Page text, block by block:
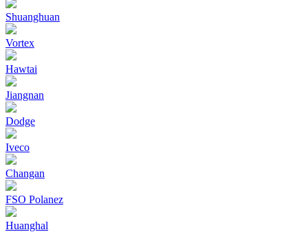
Shuanghuan
Vortex
Hawtai
Jiangnan
Dodge
Iveco
Changan
FSO Polanez
Huanghal